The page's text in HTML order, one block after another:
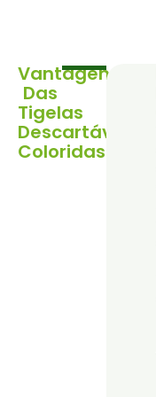
Vantagens
Das
Tigelas
Descartáveis
Coloridas